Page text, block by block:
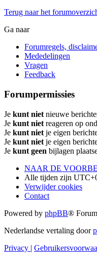
Terug naar het
Ga naar
Forumregels,
Mededelingen
Vragen
Feedback
Forumpermissies
Je kunt niet nieuwe
Je kunt niet reageren op
Je kunt niet je eigen
Je kunt niet je eigen
Je kunt geen bijlagen
NAAR DE
Alle tijden zijn
Verwijder cookies
Contact
Powered by phpBB®
Nederlandse vertaling door
Privacy |